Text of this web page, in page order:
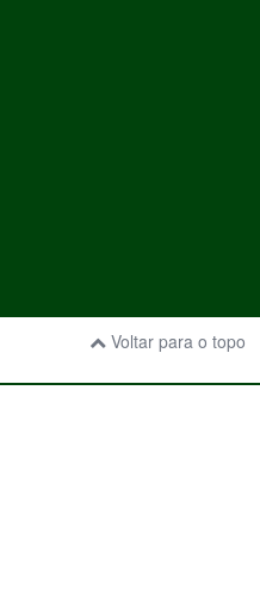
Voltar para o topo